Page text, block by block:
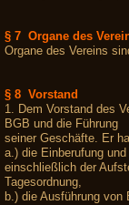
§ 7 Organe des
Organe des Vereins
§ 8 Vorstand
1. Dem Vorstand des
BGB und die Führung
seiner Geschäfte. Er
a.) die Einberufung
einschließlich der
Tagesordnung,
b.) die Ausführung